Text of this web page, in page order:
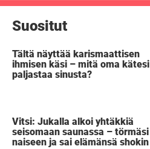
Suositut
Tältä näyttää karismaattisen
ihmisen käsi – mitä oma kätesi
paljastaa sinusta?
Vitsi: Jukalla alkoi yhtäkkiä
seisomaan saunassa – törmäsi
naiseen ja sai elämänsä shokin